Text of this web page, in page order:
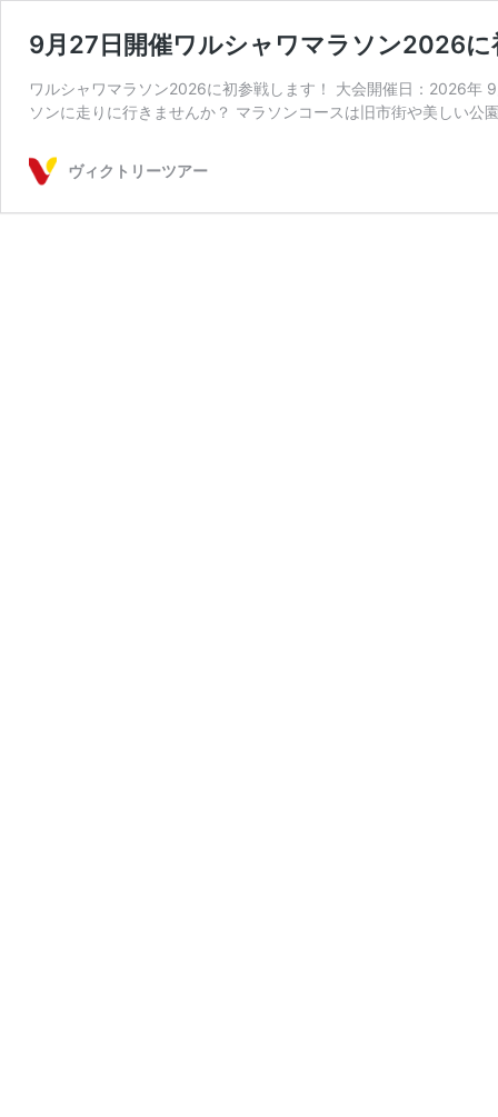
9月27日開催ワルシャワマラソン2026に
ワルシャワマラソン2026に初参戦します！ 大会開催日：2026年
ソンに走りに行きませんか？ マラソンコースは旧市街や美しい
ヴィクトリーツアー